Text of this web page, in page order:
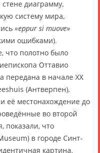
диаграмму,
систему мира,
«eppur si muove»
ошибками).
что полотно было
Оттавио
передана в начале XX
(Антверпен),
её местонахождение до
во второй
показали, что
в городе Синт-
картина.